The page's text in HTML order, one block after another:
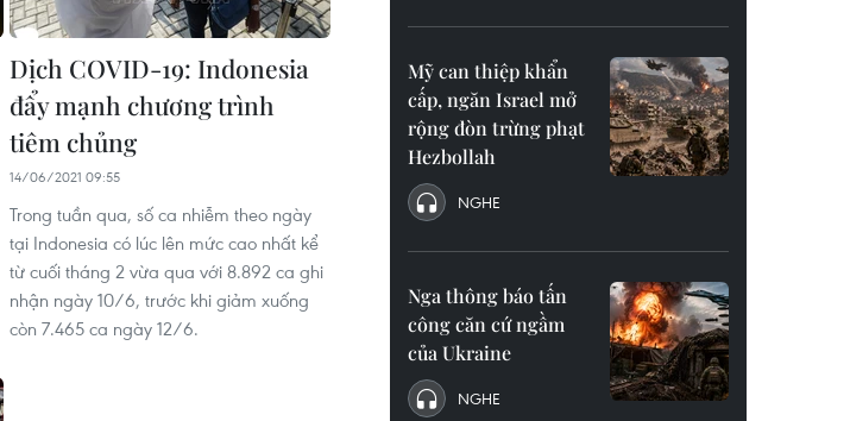
Dịch COVID-19: Indonesia
đẩy mạnh chương trình
tiêm chủng
14/06/2021 09:55
Trong tuần qua, số ca nhiễm theo ngày
tại Indonesia có lúc lên mức cao nhất kể
từ cuối tháng 2 vừa qua với 8.892 ca ghi
nhận ngày 10/6, trước khi giảm xuống
còn 7.465 ca ngày 12/6.
Mỹ can thiệp khẩn
cấp, ngăn Israel mở
rộng đòn trừng phạt
Hezbollah
NGHE
Nga thông báo tấn
công căn cứ ngầm
của Ukraine
NGHE